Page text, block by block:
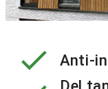
check Anti-